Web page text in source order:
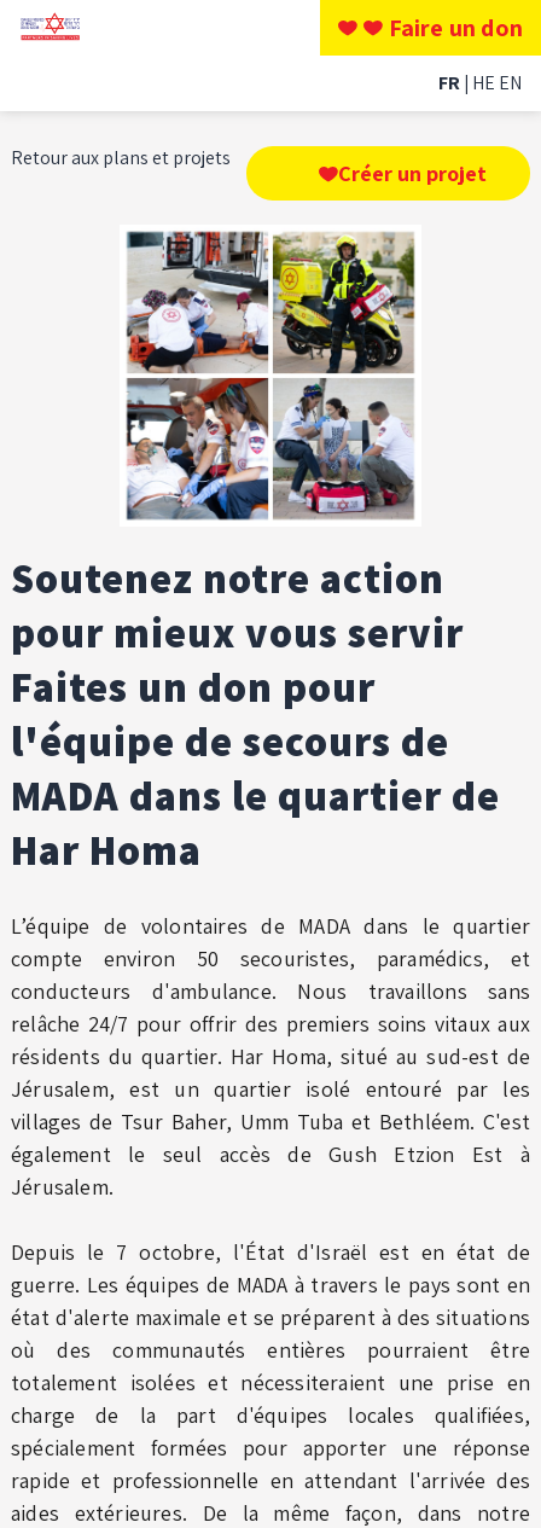
Faire un don
FR HE EN
Créer un projet
Retour aux plans et projets
Soutenez notre action
pour mieux vous servir
Faites un don pour
l'équipe de secours de
MADA dans le quartier de
Har Homa
L’équipe de volontaires de MADA dans le quartier
compte environ 50 secouristes, paramédics, et
conducteurs d'ambulance. Nous travaillons sans
relâche 24/7 pour offrir des premiers soins vitaux aux
résidents du quartier. Har Homa, situé au sud-est de
Jérusalem, est un quartier isolé entouré par les
villages de Tsur Baher, Umm Tuba et Bethléem. C'est
également le seul accès de Gush Etzion Est à
Jérusalem.
Depuis le 7 octobre, l'État d'Israël est en état de
guerre. Les équipes de MADA à travers le pays sont en
état d'alerte maximale et se préparent à des situations
où des communautés entières pourraient être
totalement isolées et nécessiteraient une prise en
charge de la part d'équipes locales qualifiées,
spécialement formées pour apporter une réponse
rapide et professionnelle en attendant l'arrivée des
aides extérieures. De la même façon, dans notre